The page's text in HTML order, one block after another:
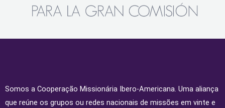
Somos a Cooperação Missionária Ibero-Americana. Uma aliança
que reúne os grupos ou redes nacionais de missões em vinte e